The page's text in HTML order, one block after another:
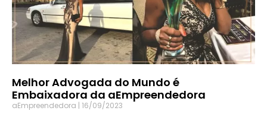
Melhor Advogada do Mundo é
Embaixadora da aEmpreendedora
aEmpreendedora 16/09/2023